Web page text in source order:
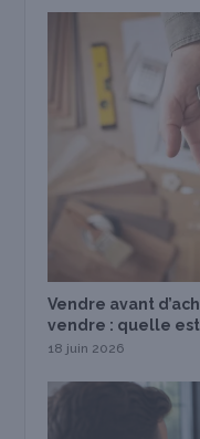
Vendre avant
vendre : quelle
18 juin 2026